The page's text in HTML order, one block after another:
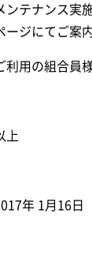
ンテナンス実
ージにてご案
利用の組合員
上
年 1月16日